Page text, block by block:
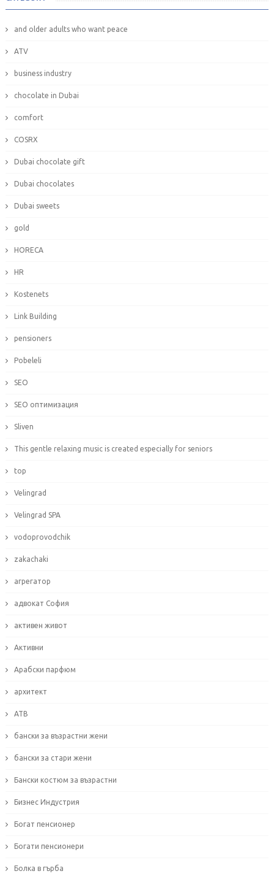
and older adults who want peace
ATV
business industry
chocolate in Dubai
comfort
COSRX
Dubai chocolate gift
Dubai chocolates
Dubai sweets
gold
HORECA
HR
Kostenets
Link Building
pensioners
Pobeleli
SEO
SEO оптимизация
Sliven
This gentle relaxing music is created especially for seniors
top
Velingrad
Velingrad SPA
vodoprovodchik
zakachaki
агрегатор
адвокат София
активен живот
Активни
Арабски парфюм
архитект
АТВ
бански за възрастни жени
бански за стари жени
Бански костюм за възрастни
Бизнес Индустрия
Богат пенсионер
Богати пенсионери
Болка в гърба